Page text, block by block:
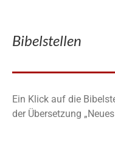
Bibelstellen
Ein Klick auf die
der Übersetzung